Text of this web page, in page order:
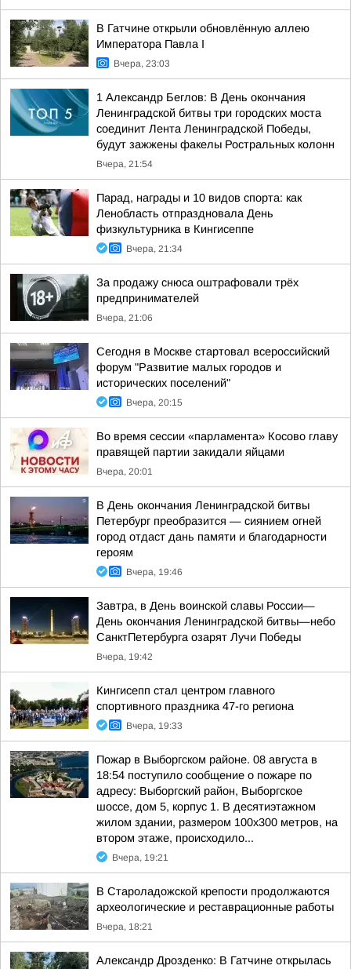
В Гатчине открыли обновлённую аллею
Императора Павла I
Вчера, 23:03
1 Александр Беглов: В День окончания
Ленинградской битвы три городских моста
соединит Лента Ленинградской Победы,
будут зажжены факелы Ростральных колонн
Вчера, 21:54
Парад, награды и 10 видов спорта: как
Ленобласть отпраздновала День
физкультурника в Кингисеппе
Вчера, 21:34
За продажу снюса оштрафовали трёх
предпринимателей
Вчера, 21:06
Сегодня в Москве стартовал всероссийский
форум "Развитие малых городов и
исторических поселений"
Вчера, 20:15
Во время сессии «парламента» Косово главу
правящей партии закидали яйцами
Вчера, 20:01
В День окончания Ленинградской битвы
Петербург преобразится — сиянием огней
город отдаст дань памяти и благодарности
героям
Вчера, 19:46
Завтра, в День воинской славы России—
День окончания Ленинградской битвы—небо
СанктПетербурга озарят Лучи Победы
Вчера, 19:42
Кингисепп стал центром главного
спортивного праздника 47-го региона
Вчера, 19:33
Пожар в Выборгском районе. 08 августа в
18:54 поступило сообщение о пожаре по
адресу: Выборгский район, Выборгское
шоссе, дом 5, корпус 1. В десятиэтажном
жилом здании, размером 100х300 метров, на
втором этаже, происходило...
Вчера, 19:21
В Староладожской крепости продолжаются
археологические и реставрационные работы
Вчера, 18:21
Александр Дрозденко: В Гатчине открылась